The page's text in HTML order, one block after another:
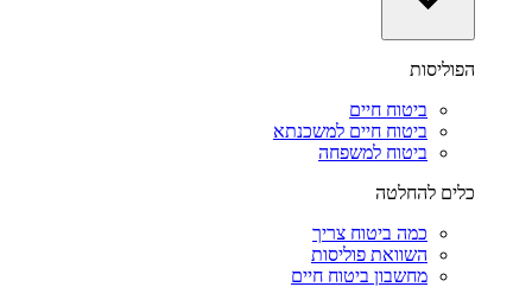
הפוליסות
ביטוח חיים
ביטוח חיים למשכנתא
ביטוח למשפחה
כלים להחלטה
כמה ביטוח צריך
השוואת פוליסות
מחשבון ביטוח חיים